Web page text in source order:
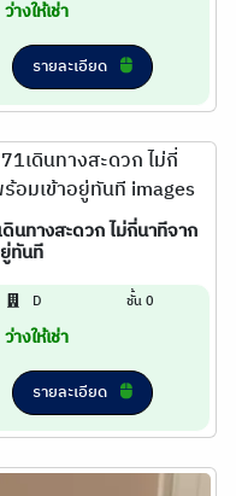
ว่างให้เช่า
รายละเอียด
นทางสะดวก ไม่กี่นาทีจาก
ทันที
D ชั้น 0
ว่างให้เช่า
รายละเอียด